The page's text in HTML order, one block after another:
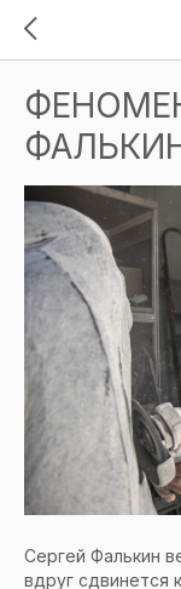
Сергей Фалькин
вдруг сдвинется